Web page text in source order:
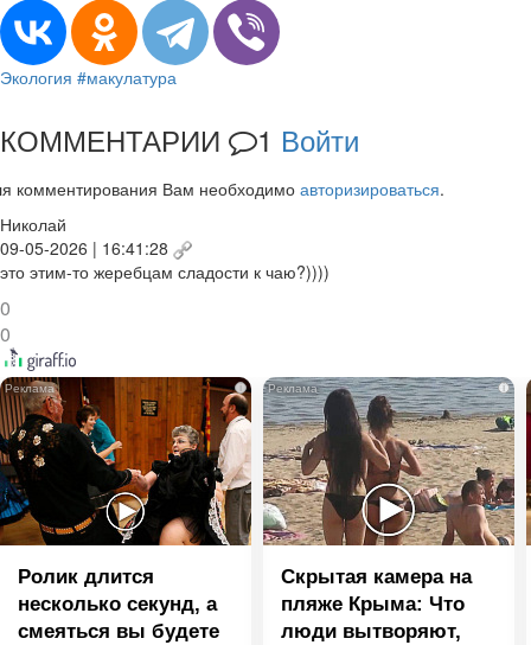
Экология #макулатура
КОММЕНТАРИИ 1 Войти
комментирования Вам необходимо авторизироваться.
Николай
09-05-2026 | 16:41:28
это этим-то жеребцам сладости к чаю?))))
0
0
i
Ролик длится
несколько секунд, а
смеяться вы будете
i
Скрытая камера на
пляже Крыма: Что
люди вытворяют,